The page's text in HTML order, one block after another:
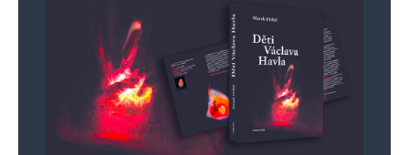
se nahlas!😆 Ještěže my “far-right” máme smysl
pro humor. V tom je naše síla! Kromě zdravého
rozumu samozřejmě.